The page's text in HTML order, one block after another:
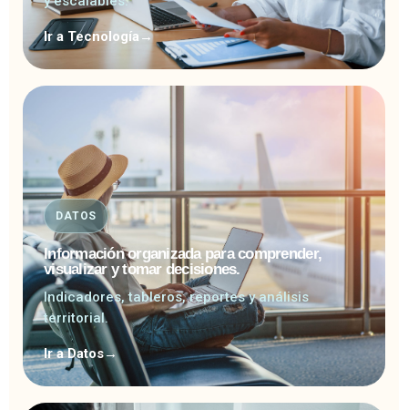
Ir a Tecnología →
DATOS
Información organizada para comprender,
visualizar y tomar decisiones.
Indicadores, tableros, reportes y análisis
territorial.
Ir a Datos→